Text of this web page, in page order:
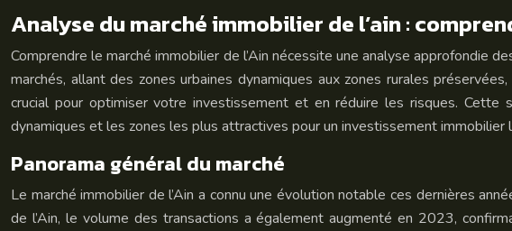
Analyse du marché immobilier de l’ain :
Comprendre le marché immobilier de l’Ain nécessite une analyse approfondie
marchés, allant des zones urbaines dynamiques aux zones rurales
crucial pour optimiser votre investissement et en réduire les risques. Cette
dynamiques et les zones les plus attractives pour un investissement immobilier
Panorama général du marché
Le marché immobilier de l’Ain a connu une évolution notable ces dernières
de l’Ain, le volume des transactions a également augmenté en 2023,